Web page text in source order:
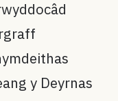
y Deyrnas